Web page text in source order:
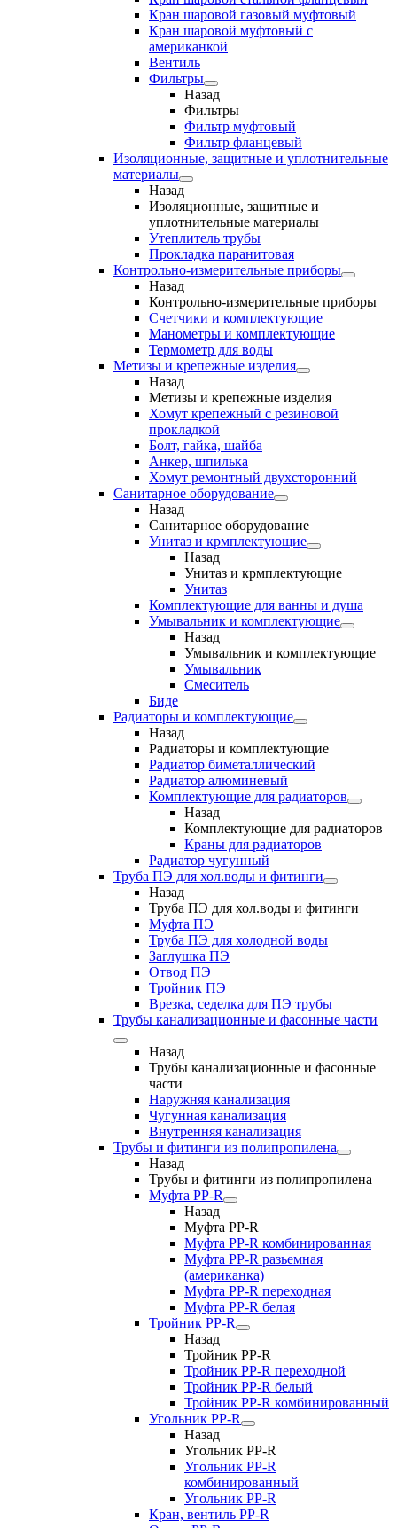
Кран шаровой газовый муфтовый
Кран шаровой муфтовый с
американкой
Вентиль
Фильтры
Назад
Фильтры
Фильтр муфтовый
Фильтр фланцевый
Изоляционные, защитные и уплотнительные
материалы
Назад
Изоляционные, защитные и
уплотнительные материалы
Утеплитель трубы
Прокладка паранитовая
Контрольно-измерительные приборы
Назад
Контрольно-измерительные приборы
Счетчики и комплектующие
Манометры и комплектующие
Термометр для воды
Метизы и крепежные изделия
Назад
Метизы и крепежные изделия
Хомут крепежный с резиновой
прокладкой
Болт, гайка, шайба
Анкер, шпилька
Хомут ремонтный двухсторонний
Санитарное оборудование
Назад
Санитарное оборудование
Унитаз и крмплектующие
Назад
Унитаз и крмплектующие
Унитаз
Комплектующие для ванны и душа
Умывальник и комплектующие
Назад
Умывальник и комплектующие
Умывальник
Смеситель
Биде
Радиаторы и комплектующие
Назад
Радиаторы и комплектующие
Радиатор биметаллический
Радиатор алюминевый
Комплектующие для радиаторов
Назад
Комплектующие для радиаторов
Краны для радиаторов
Радиатор чугунный
Труба ПЭ для хол.воды и фитинги
Назад
Труба ПЭ для хол.воды и фитинги
Муфта ПЭ
Труба ПЭ для холодной воды
Заглушка ПЭ
Отвод ПЭ
Тройник ПЭ
Врезка, седелка для ПЭ трубы
Трубы канализационные и фасонные части
Назад
Трубы канализационные и фасонные
части
Наружняя канализация
Чугунная канализация
Внутренняя канализация
Трубы и фитинги из полипропилена
Назад
Трубы и фитинги из полипропилена
Муфта PP-R
Назад
Муфта PP-R
Муфта РР-R комбинированная
Муфта РР-R разьемная
(американка)
Муфта РР-R переходная
Муфта РР-R белая
Тройник PP-R
Назад
Тройник PP-R
Тройник РР-R переходной
Тройник РР-R белый
Тройник РР-R комбинированный
Угольник PP-R
Назад
Угольник PP-R
Угольник РР-R
комбинированный
Угольник РР-R
Кран, вентиль PP-R